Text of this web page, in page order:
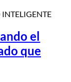
el
que